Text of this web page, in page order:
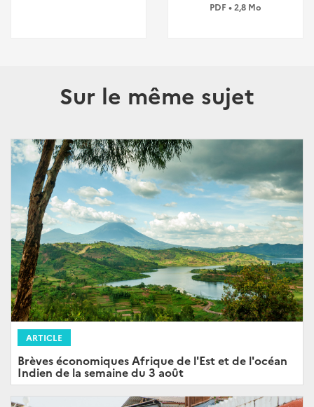
PDF • 2,8 Mo
Sur le même sujet
ARTICLE
Brèves économiques Afrique de l'Est et de l'océan
Indien de la semaine du 3 août